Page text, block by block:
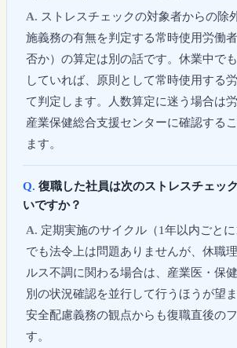
ストレスチェックの対象者からの除
施義務の有無を判定する常時使用労働
否か）の算定は別の話です。休業中で
していれば、原則として常時使用する
て判定します。人数算定に迷う場合は
産業保健総合支援センターに確認する
ます。
復職した社員は次のストレスチェッ
いですか？
定期実施のサイクル（1年以内ごと
でも法令上は問題ありませんが、休職
ルス不調に関わる場合は、産業医・保
別の状況確認を並行して行うほうが望
安全配慮義務の観点からも復職直後の
す。